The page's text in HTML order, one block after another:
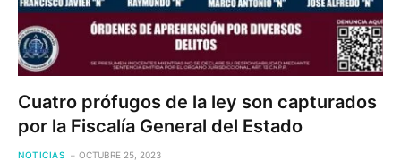
Cuatro prófugos de la ley son capturados
por la Fiscalía General del Estado
NOTICIAS OCTUBRE 25, 2023